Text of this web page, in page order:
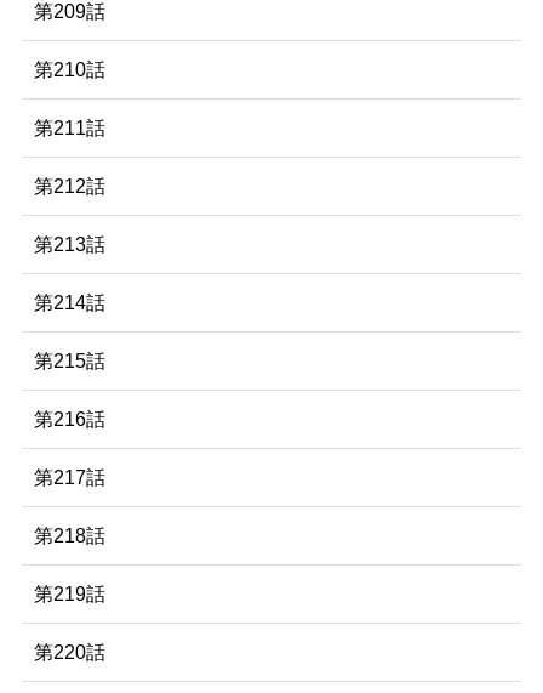
第209話
第210話
第211話
第212話
第213話
第214話
第215話
第216話
第217話
第218話
第219話
第220話